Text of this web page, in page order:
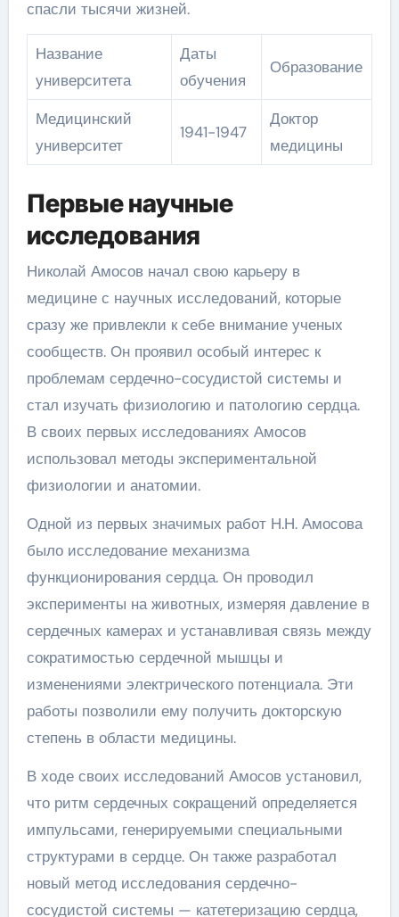
спасли тысячи жизней.
Название
университета
Даты
обучения
Образование
Медицинский
университет
1941-1947
Доктор
медицины
Первые научные
исследования
Николай Амосов начал свою карьеру в
медицине с научных исследований, которые
сразу же привлекли к себе внимание ученых
сообществ. Он проявил особый интерес к
проблемам сердечно-сосудистой системы и
стал изучать физиологию и патологию сердца.
В своих первых исследованиях Амосов
использовал методы экспериментальной
физиологии и анатомии.
Одной из первых значимых работ Н.Н. Амосова
было исследование механизма
функционирования сердца. Он проводил
эксперименты на животных, измеряя давление в
сердечных камерах и устанавливая связь между
сократимостью сердечной мышцы и
изменениями электрического потенциала. Эти
работы позволили ему получить докторскую
степень в области медицины.
В ходе своих исследований Амосов установил,
что ритм сердечных сокращений определяется
импульсами, генерируемыми специальными
структурами в сердце. Он также разработал
новый метод исследования сердечно-
сосудистой системы — катетеризацию сердца,